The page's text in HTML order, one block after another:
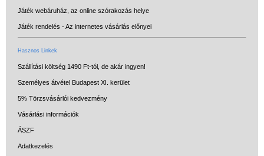
Játék webáruház, az online szórakozás helye
Játék rendelés - Az internetes vásárlás előnyei
Hasznos Linkek
Szállítási költség 1490 Ft-tól, de akár ingyen!
Személyes átvétel Budapest XI. kerület
5% Törzsvásárlói kedvezmény
Vásárlási információk
ÁSZF
Adatkezelés